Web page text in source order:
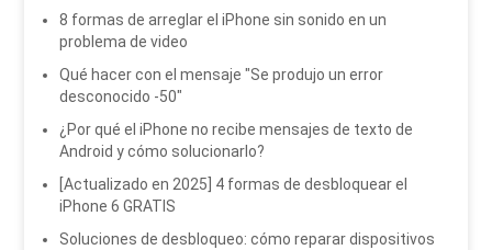
8 formas de arreglar el iPhone sin sonido en un
problema de video
Qué hacer con el mensaje "Se produjo un error
desconocido -50"
¿Por qué el iPhone no recibe mensajes de texto de
Android y cómo solucionarlo?
[Actualizado en 2025] 4 formas de desbloquear el
iPhone 6 GRATIS
Soluciones de desbloqueo: cómo reparar dispositivos